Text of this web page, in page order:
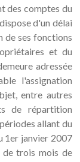
des comptes du
d'un délai
de ses fonctions
et du
adressée
l'assignation
entre autres
de répartition
allant du
1er janvier 2007
trois mois de